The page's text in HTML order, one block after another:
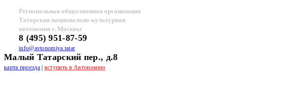
Региональная общественная организация
Татарская национально-культурная
автономия г. Москвы
8 (495) 951-87-59
info@avtonomiya.tatar
Малый Татарский пер., д.8
карта проезда| вступить в Автономию